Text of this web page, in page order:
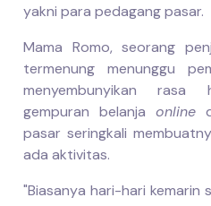
yakni para pedagang pasar.
Mama Romo, seorang
termenung menunggu
menyembunyikan rasa
gempuran belanja online
pasar seringkali
ada aktivitas.
"Biasanya hari-hari kemarin